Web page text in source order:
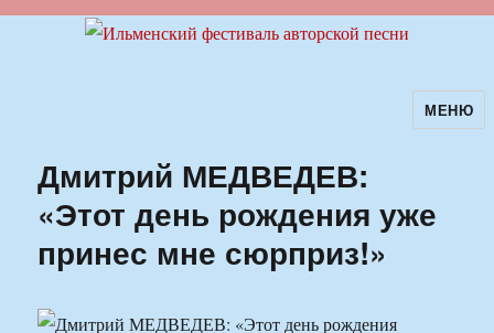
Ильменский фестиваль авторскойМЕНЮ
Дмитрий МЕДВЕДЕВ:
«Этот день рождения уже
принес мне сюрприз!»